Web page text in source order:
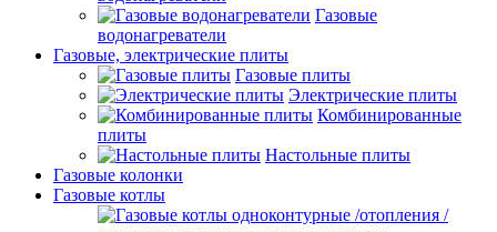
Газовые
водонагреватели
Газовые, электрические плиты
Газовые плиты
Электрические плиты
Комбинированные
плиты
Настольные плиты
Газовые колонки
Газовые котлы